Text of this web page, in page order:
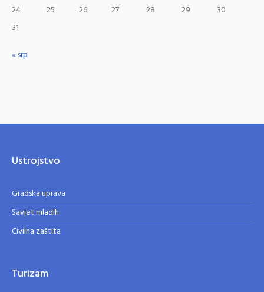
24
25 26 27 28 29
30
31
« srp
Ustrojstvo
Gradska uprava
Savjet mladih
Civilna zaštita
Turizam